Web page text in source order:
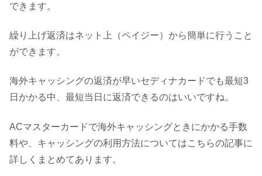
できます。
繰り上げ返済はネット上（ペイジー）から簡単に行うこと
ができます。
海外キャッシングの返済が早いセディナカードでも最短3
日かかる中、最短当日に返済できるのはいいですね。
ACマスターカードで海外キャッシングときにかかる手数
料や、キャッシングの利用方法についてはこちらの記事に
詳しくまとめてあります。